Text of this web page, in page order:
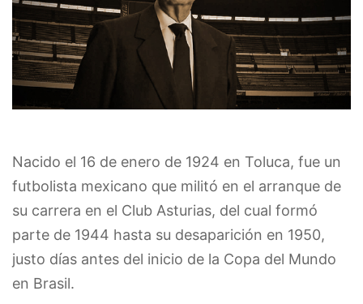
Nacido el 16 de enero de 1924 en Toluca, fue un
futbolista mexicano que militó en el arranque de
su carrera en el Club Asturias, del cual formó
parte de 1944 hasta su desaparición en 1950,
justo días antes del inicio de la Copa del Mundo
en Brasil.